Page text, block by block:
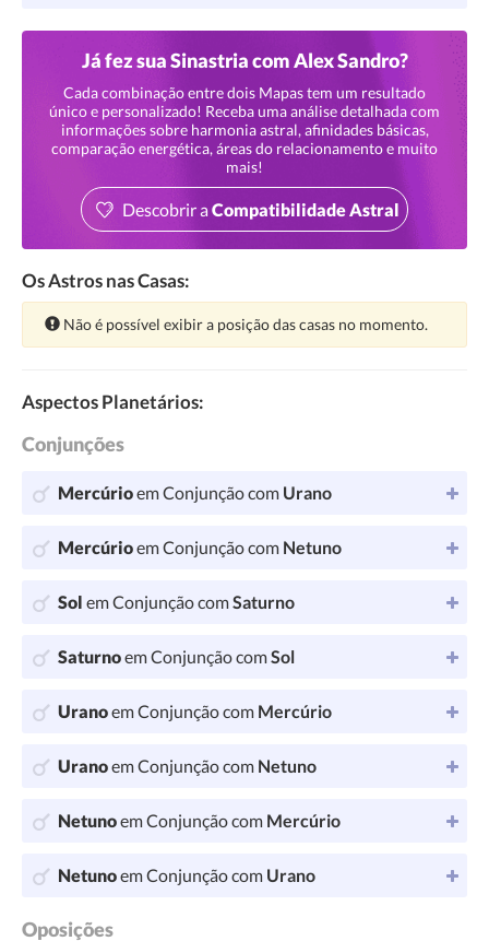
Já fez sua Sinastria com Alex Sandro?
Cada combinação entre dois Mapas tem um resultado
único e personalizado! Receba uma análise detalhada com
informações sobre harmonia astral, afinidades básicas,
comparação energética, áreas do relacionamento e muito
mais!
Descobrir aCompatibilidade Astral
Os Astros nas Casas:
Atenção:
Não é possível exibir a posição das casas no momento.
Aspectos Planetários:
Conjunções
Mercúrioem Conjunção com Urano
Mercúrioem Conjunção com Netuno
Sol em Conjunção comSaturno
Saturnoem Conjunção comSol
Uranoem Conjunção com Mercúrio
Uranoem Conjunção com Netuno
Netunoem Conjunção com Mercúrio
Netunoem Conjunção com Urano
Oposições